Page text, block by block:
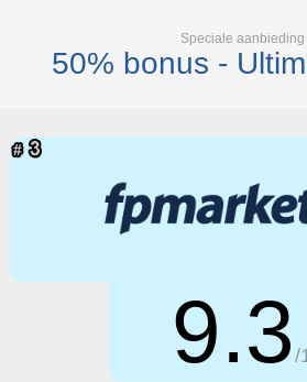
Speciale aanbieding
50% bonus -
9.3 /